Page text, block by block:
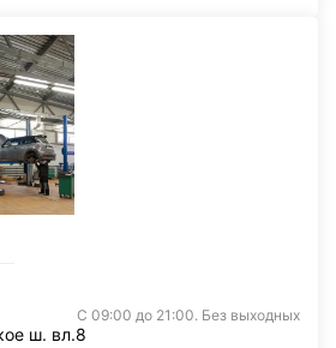
С 09:00 до 21:00. Без выходных
ш. вл.8